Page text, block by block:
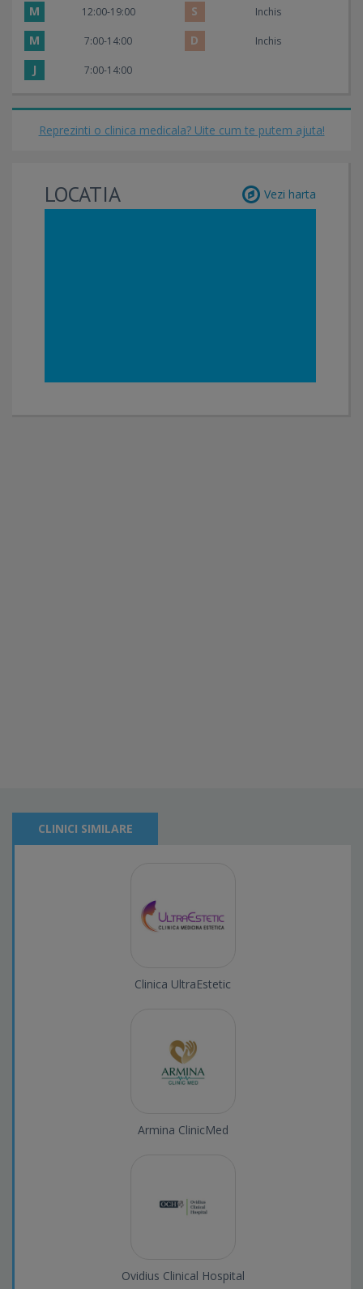
M 12:00-19:00 S Inchis
M 7:00-14:00 D Inchis
J 7:00-14:00
Reprezinti o clinica medicala? Uite cum te putem ajuta!
LOCATIA Vezi harta
CLINICI SIMILARE
Clinica UltraEstetic
Armina ClinicMed
Ovidius Clinical Hospital